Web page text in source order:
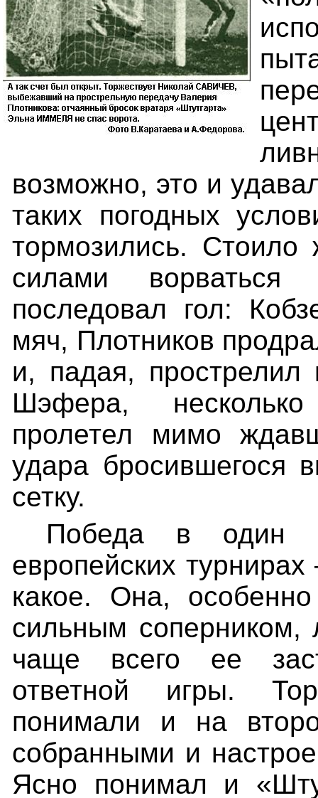
возможно, это и
таких погодных
тормозились.
силами
последовал гол:
мяч, Плотников
и, падая, прострелил
Шэфера,
пролетел мимо
удара бросившегося
сетку.
Победа в один
европейских
какое. Она,
сильным
чаще всего ее
ответной игры.
понимали и на
собранными и
Ясно понимал и